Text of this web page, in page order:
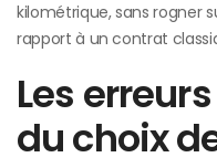
kilométrique, sans rogner
rapport à un contrat
Les
du choix